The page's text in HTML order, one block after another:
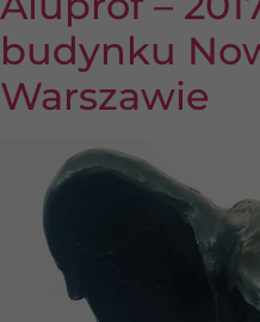
budynku
Warszawie